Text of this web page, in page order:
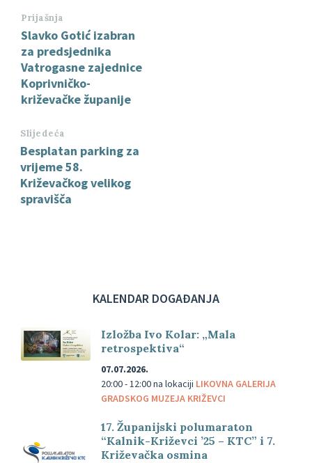
Prijašnja
Slavko Gotić izabran
za predsjednika
Vatrogasne zajednice
Koprivničko-
križevačke županije
Slijedeća
Besplatan parking za
vrijeme 58.
Križevačkog velikog
spravišča
KALENDAR DOGAĐANJA
Izložba Ivo Kolar: „Mala
retrospektiva“
07.07.2026.
20:00 - 12:00na lokaciji LIKOVNA GALERIJA
GRADSKOG MUZEJA KRIŽEVCI
17. Županijski polumaraton
“Kalnik-Križevci ’25 – KTC” i 7.
Križevačka osmina